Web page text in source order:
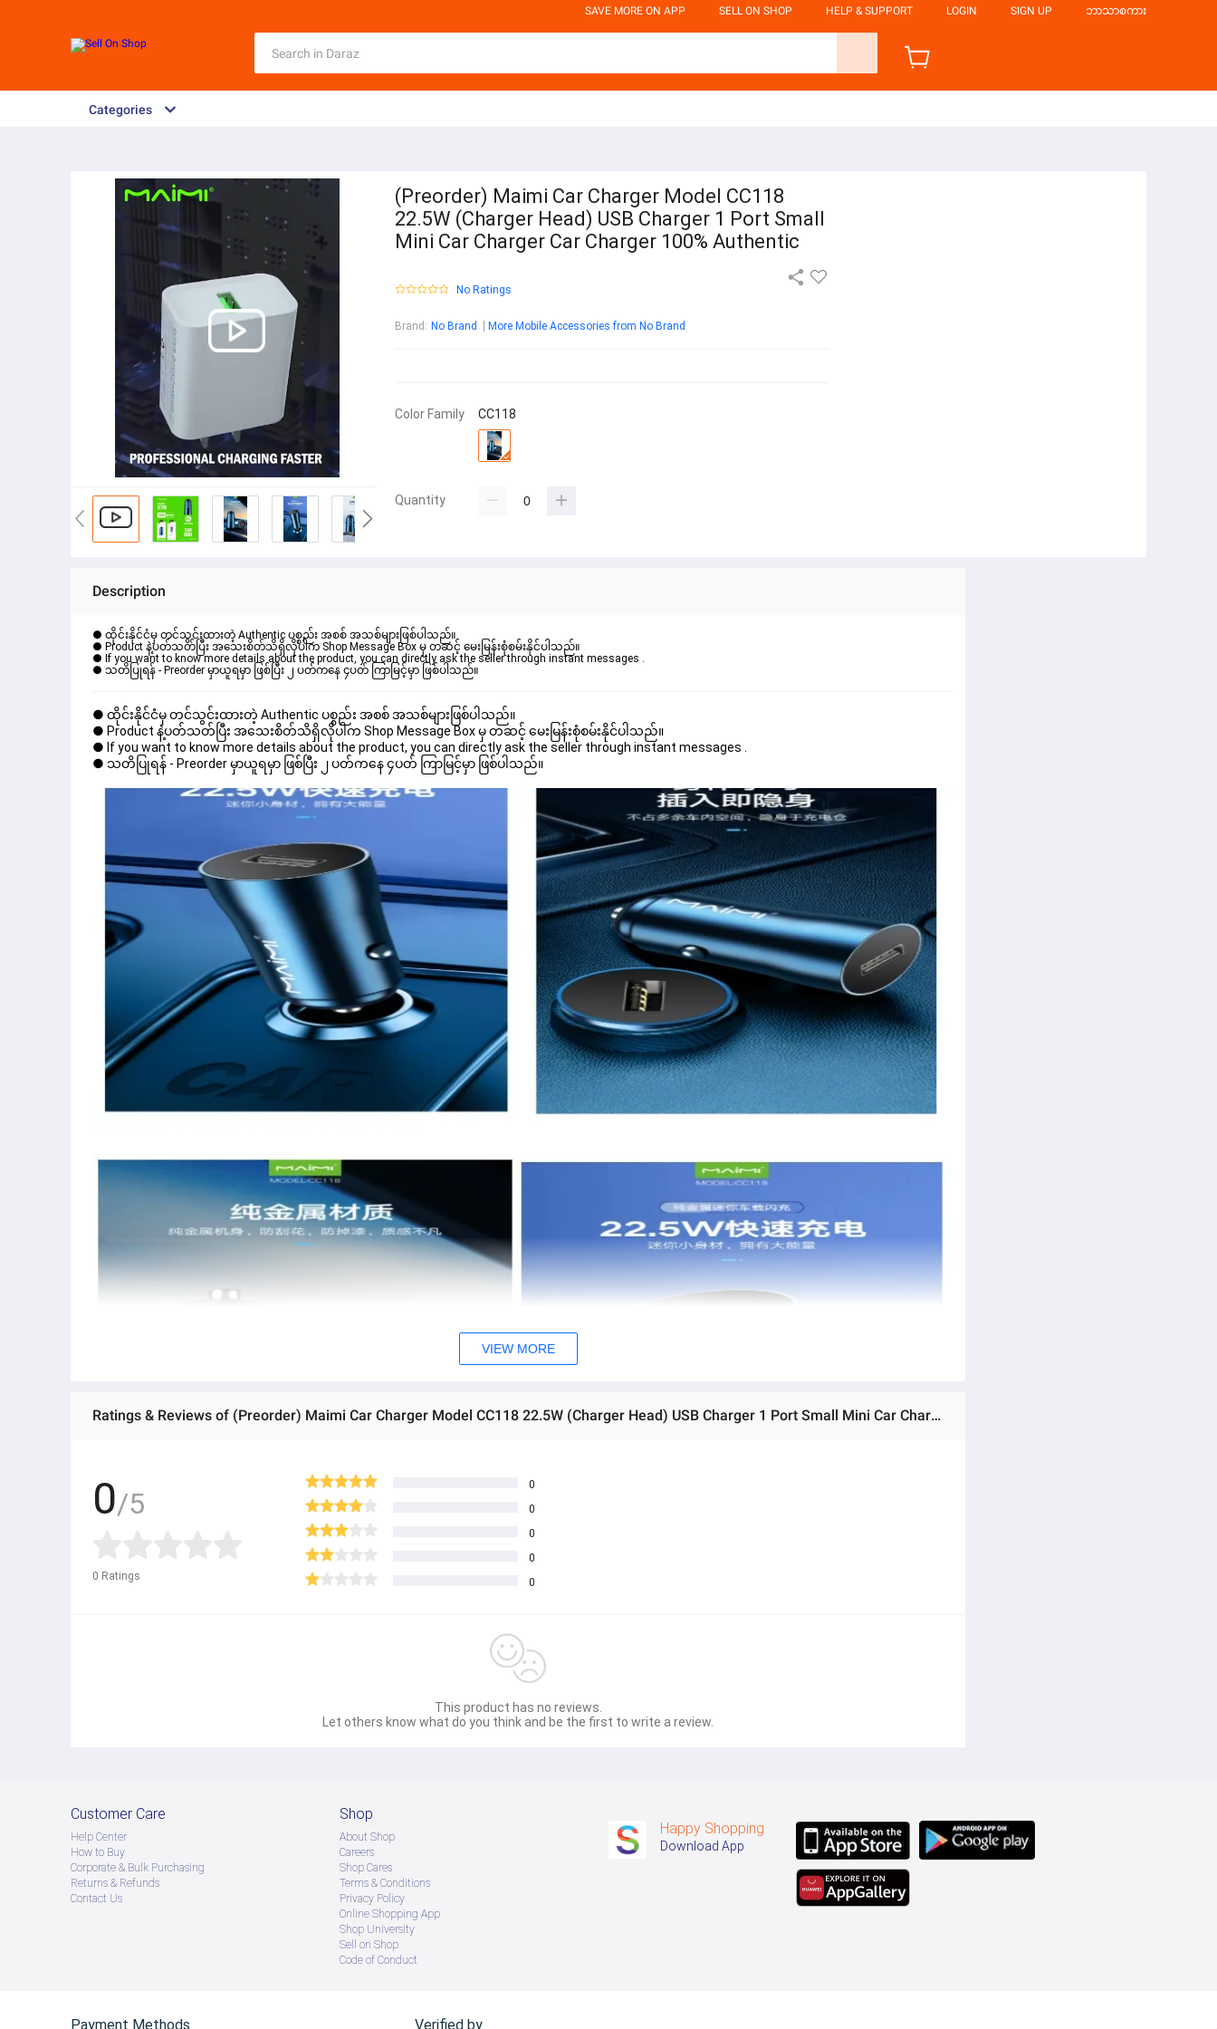
SAVE MORE ON APP SELL ON SHOP HELP & SUPPORT LOGIN SIGN UP ဘာသာစကား
Categories
(Preorder) Maimi Car Charger Model CC118
22.5W (Charger Head) USB Charger 1 Port Small
Mini Car Charger Car Charger 100% Authentic
No Ratings
Brand : No Brand More Mobile Accessories from No Brand
Color Family CC118
Quantity
Description
● ထိုင်းနိုင်ငံမှ တင်သွင်းထားတဲ့ Authentic ပစ္စည်း အစစ် အသစ်များဖြစ်ပါသည်။
● Product နဲ့ပတ်သတ်ပြီး အသေးစိတ်သိရှိလိုပါက Shop Message Box မှ တဆင့် မေးမြန်းစုံစမ်းနိုင်ပါသည်။
● If you want to know more details about the product, you can directly ask the seller through instant messages .
● ထိုင်းနိုင်ငံမှ တင်သွင်းထားတဲ့ Authentic ပစ္စည်း အစစ် အသစ်များဖြစ်ပါသည်။
● Product နဲ့ပတ်သတ်ပြီး အသေးစိတ်သိရှိလိုပါက Shop Message Box မှ တဆင့် မေးမြန်းစုံစမ်းနိုင်ပါသည်။
● If you want to know more details about the product, you can directly ask the seller through instant messages .
● သတိပြုရန် - Preorder မှာယူရမှာ ဖြစ်ပြီး ၂ ပတ်ကနေ ၄ပတ် ကြာမြင့်မှာ ဖြစ်ပါသည်။
VIEW MORE
Ratings & Reviews of (Preorder) Maimi Car Charger Model CC118 22.5W (Charger Head) USB Charger 1 Port Small Mini Car Charger Car Charger 100% Authentic
0/5
0 Ratings
0
0
0
0
0
This product has no reviews.
Let others know what do you think and be the first to write a review.
Customer Care
Help Center
How to Buy
Corporate & Bulk Purchasing
Returns & Refunds
Contact Us
Shop
About Shop
Careers
Shop Cares
Terms & Conditions
Privacy Policy
Online Shopping App
Shop University
Sell on Shop
Code of Conduct
Happy Shopping
Download App
Payment Methods Verified by